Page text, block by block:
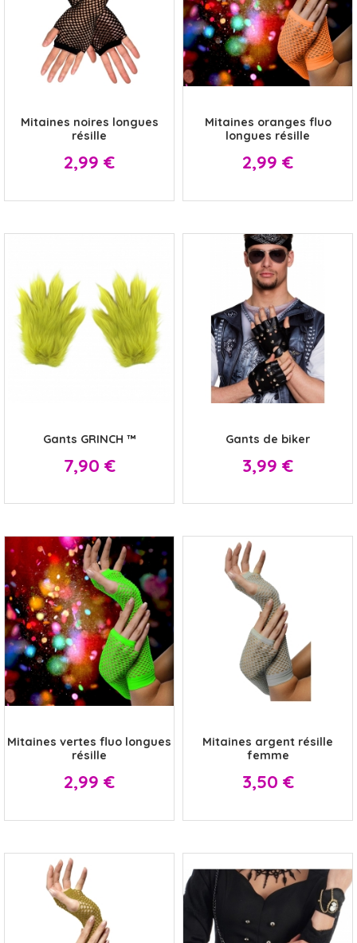
Mitaines noires longues
résille
Prix
2,99 €
Mitaines oranges fluo
longues résille
Prix
2,99 €
Gants GRINCH ™
Prix
7,90 €
Gants de biker
Prix
3,99 €
Mitaines vertes fluo longues
résille
Prix
2,99 €
Mitaines argent résille
femme
Prix
3,50 €